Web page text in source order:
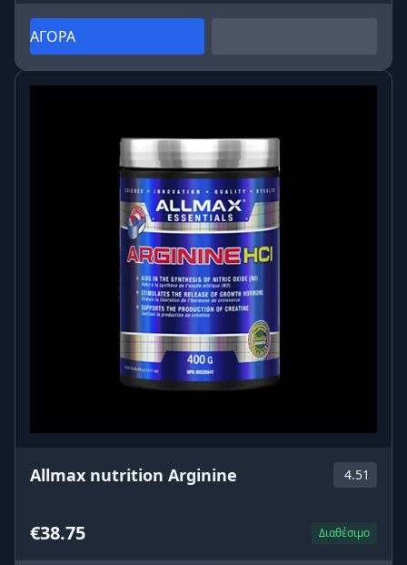
ΑΓΟΡΑ
Allmax nutrition Arginine 4.51
€38.75 Διαθέσιμο